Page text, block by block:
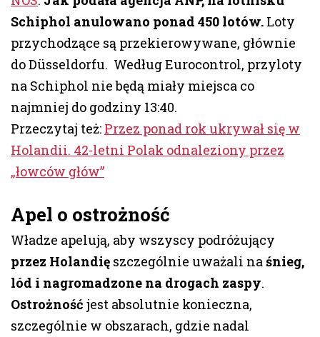
Schiphol anulowano ponad 450 lotów. Loty
przychodzące są przekierowywane, głównie
do Düsseldorfu. Według Eurocontrol, przyloty
na Schiphol nie będą miały miejsca co
najmniej do godziny 13:40.
Przeczytaj też: Przez ponad rok ukrywał się w
Holandii. 42-letni Polak odnaleziony przez
„łowców głów”
Apel o ostrożność
Władze apelują, aby wszyscy podróżujący
przez Holandię szczególnie uważali naśnieg,
lód i nagromadzone na drogach zaspy.
Ostrożność jest absolutnie konieczna,
szczególnie w obszarach, gdzie nadal